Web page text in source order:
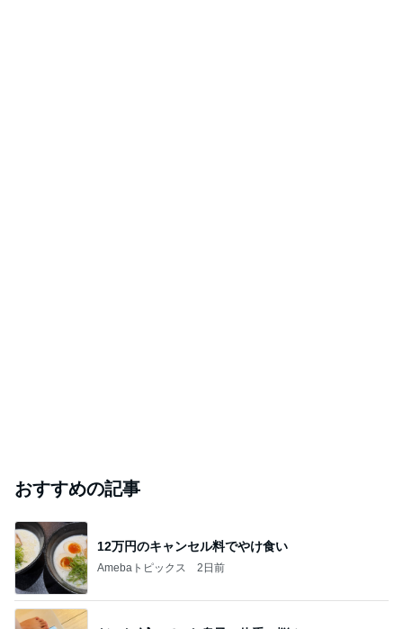
おすすめの記事
12万円のキャンセル料でやけ食い
Amebaトピックス 2日前